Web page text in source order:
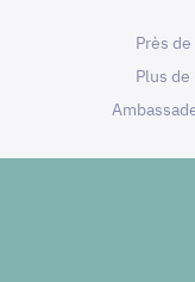
Près
Plus